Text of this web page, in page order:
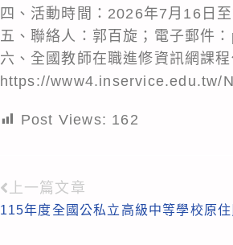
四、活動時間：2026年7月16日至
五、聯絡人：郭百旋；電子郵件
六、全國教師在職進修資訊網課
https://www4.inservice.edu.tw/
Post Views: 162
Read
more
上一篇文章
115年度全國公私立高級中等學校原